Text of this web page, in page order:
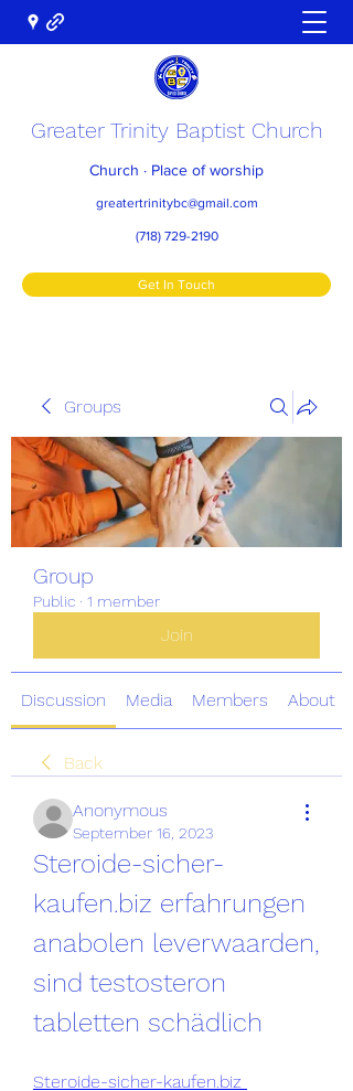
Greater Trinity Baptist Church
Church · Place of worship
greatertrinitybc@gmail.com
(718) 729-2190
Get In Touch
Groups
Group
Public · 1 member
Join
Discussion Media Members About
Back
Anonymous
September 16, 2023
Steroide-sicher-
kaufen.biz erfahrungen
anabolen leverwaarden,
sind testosteron
tabletten schädlich
Steroide-sicher-kaufen.biz